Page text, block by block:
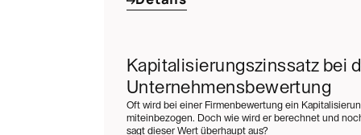
Kapitalisierungszinssatz bei
Unternehmensbewertung
Oft wird bei einer Firmenbewertung ein
miteinbezogen. Doch wie wird er berechnet und
sagt dieser Wert überhaupt aus?